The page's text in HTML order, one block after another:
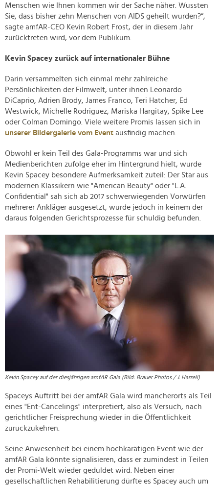
Menschen wie Ihnen kommen wir der Sache näher. Wussten
Sie, dass bisher zehn Menschen von AIDS geheilt wurden?“,
sagte amfAR-CEO Kevin Robert Frost, der in diesem Jahr
zurücktreten wird, vor dem Publikum.
Kevin Spacey zurück auf internationaler Bühne
Darin versammelten sich einmal mehr zahlreiche
Persönlichkeiten der Filmwelt, unter ihnen Leonardo
DiCaprio, Adrien Brody, James Franco, Teri Hatcher, Ed
Westwick, Michelle Rodriguez, Mariska Hargitay, Spike Lee
oder Colman Domingo. Viele weitere Promis lassen sich in
unserer Bildergalerie vom Event ausfindig machen.
Obwohl er kein Teil des Gala-Programms war und sich
Medienberichten zufolge eher im Hintergrund hielt, wurde
Kevin Spacey besondere Aufmerksamkeit zuteil: Der Star aus
modernen Klassikern wie "American Beauty" oder "L.A.
Confidential" sah sich ab 2017 schwerwiegenden Vorwürfen
mehrerer Ankläger ausgesetzt, wurde jedoch in keinem der
daraus folgenden Gerichtsprozesse für schuldig befunden.
Kevin Spacey auf der diesjährigen amfAR Gala (Bild: Brauer Photos / J. Harrell)
Spaceys Auftritt bei der amfAR Gala wird mancherorts als Teil
eines "Ent-Cancelings" interpretiert, also als Versuch, nach
gerichtlicher Freisprechung wieder in die Öffentlichkeit
zurückzukehren.
Seine Anwesenheit bei einem hochkarätigen Event wie der
amfAR Gala könnte signalisieren, dass er zumindest in Teilen
der Promi-Welt wieder geduldet wird. Neben einer
gesellschaftlichen Rehabilitierung dürfte es Spacey auch um